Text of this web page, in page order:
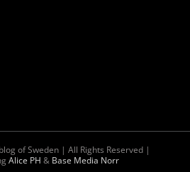
of Sweden | All Rights Reserved |
Alice PH & Base Media Norr